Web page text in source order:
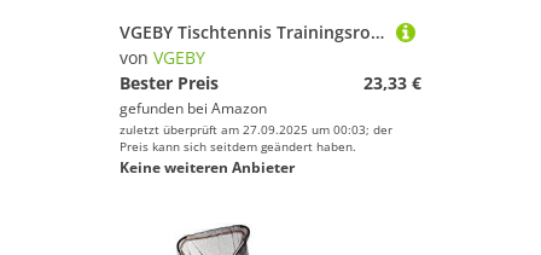
VGEBY Tischtennis Trainingsroboter, Professionelle Tischtennisball Maschinen Trainingsroboter Reparierte Rapid Tischtennisball Sauger Ball Maschine Recreationball
von VGEBY
Bester Preis
23,33 €
gefunden bei Amazon
zuletzt überprüft am 27.09.2025 um 00:03; der
Preis kann sich seitdem geändert haben.
Keine weiteren Anbieter